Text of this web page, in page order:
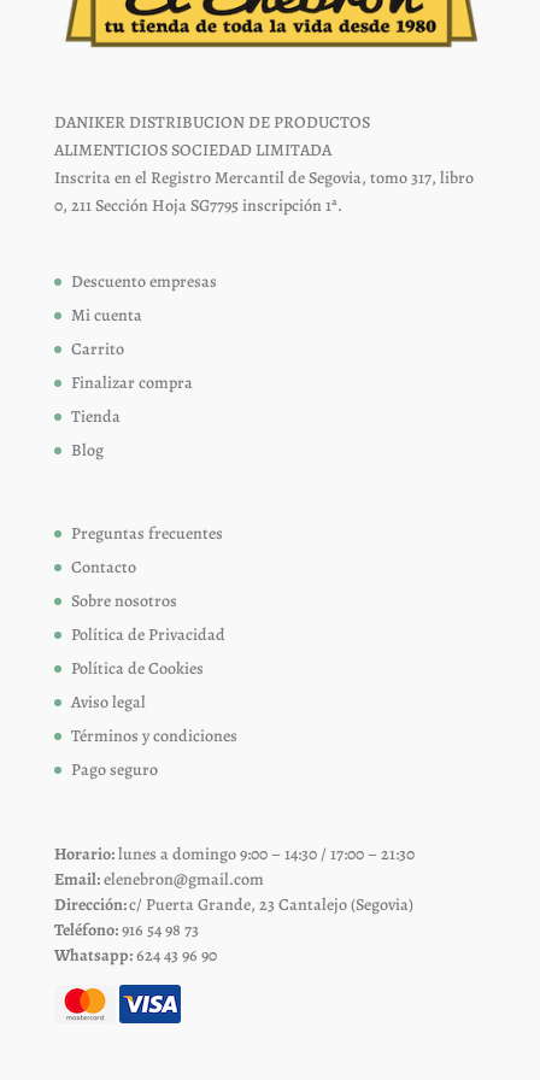
DANIKER DISTRIBUCION DE PRODUCTOS
ALIMENTICIOS SOCIEDAD LIMITADA
Inscrita en el Registro Mercantil de Segovia, tomo 317, libro
0, 211 Sección Hoja SG7795 inscripción 1ª.
Descuento empresas
Mi cuenta
Carrito
Finalizar compra
Tienda
Blog
Preguntas frecuentes
Contacto
Sobre nosotros
Política de Privacidad
Política de Cookies
Aviso legal
Términos y condiciones
Pago seguro
Horario:lunes a domingo 9:00 – 14:30 / 17:00 – 21:30
Email:elenebron@gmail.com
Dirección:c/ Puerta Grande, 23 Cantalejo (Segovia)
Teléfono:916 54 98 73
Whatsapp:624 43 96 90